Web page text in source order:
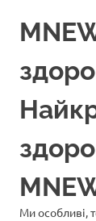
Ми особливі,